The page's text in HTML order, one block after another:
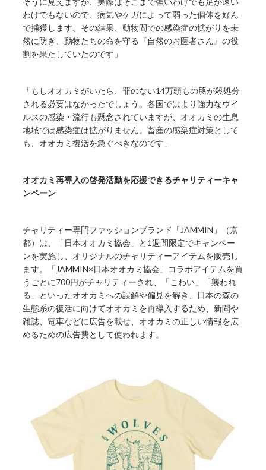
わけでもないので、病気やケガによって弱った個体を好ん
で捕獲します。その結果、動物間での感染症の拡がりを未
然に防ぎ、動物たちの命を守る『自然のお医者さん』の役
割を果たしていたのです」
「もしオオカミがいたら、罪のない14万頭もの豚が殺処分
される必要はなかったでしょう。各国ではより強力なウイ
ルスの感染・流行も懸念されていますが、オオカミの生息
地域では感染症は拡がりません。畜産の感染症対策として
も、オオカミ復活を急ぐべきなのです」
オオカミ再導入の啓発活動を応援できるチャリティーキャ
ンペーン
チャリティー専門ファッションブランド「JAMMIN」（京
都）は、「日本オオカミ協会」と1週間限定でキャンペー
ンを実施し、オリジナルのチャリティーアイテムを販売し
ます。「JAMMIN×日本オオカミ協会」コラボアイテムを買
うごとに700円がチャリティーされ、「こわい」「襲われ
る」といったオオカミへの誤解や偏見を解き、日本の森の
生態系の復活に向けてオオカミを再導入するため、新聞や
雑誌、電車などに広告を載せ、オオカミの正しい情報を広
めるための広告費として使われます。